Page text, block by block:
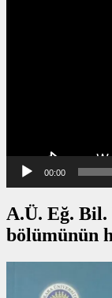
00:00
A.Ü. Eğ.
bölümünün